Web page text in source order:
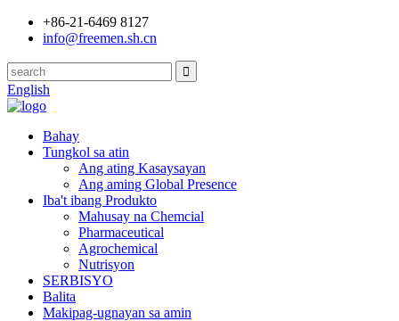
+86-21-6469 8127
info@freemen.sh.cn
English
Bahay
Tungkol sa atin
Ang ating Kasaysayan
Ang aming Global Presence
Iba't ibang Produkto
Mahusay na Chemcial
Pharmaceutical
Agrochemical
Nutrisyon
SERBISYO
Balita
Makipag-ugnayan sa amin